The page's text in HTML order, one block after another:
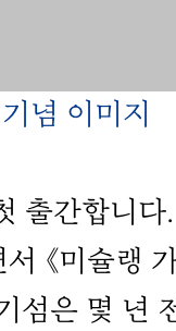
념 이미지
출간합니다.
《미슐랭
섬은 몇 년